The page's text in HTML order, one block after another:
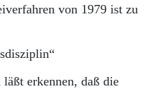
von 1979 ist zu
erkennen, daß die